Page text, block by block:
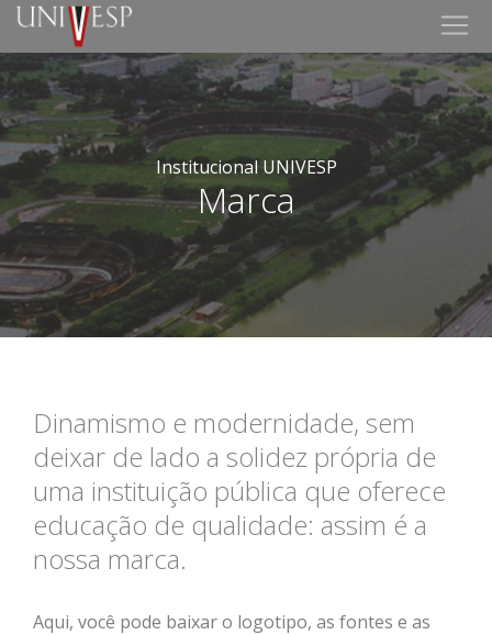
Institucional UNIVESP
Marca
Dinamismo e modernidade, sem
deixar de lado a solidez própria de
uma instituição pública que oferece
educação de qualidade: assim é a
nossa marca.
Aqui, você pode baixar o logotipo, as fontes e as